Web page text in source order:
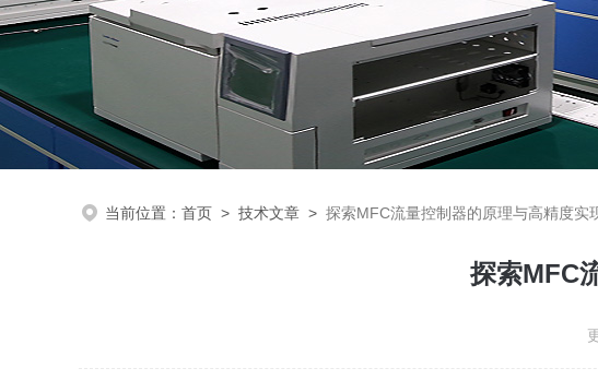
当前位置： 首页 > 技术文章 > 探索MFC流量控制器的原理与高精度实
探索MFC